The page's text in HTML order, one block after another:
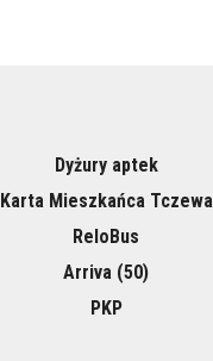
Dyżury aptek
Karta Mieszkańca Tczewa
ReloBus
Arriva (50)
PKP